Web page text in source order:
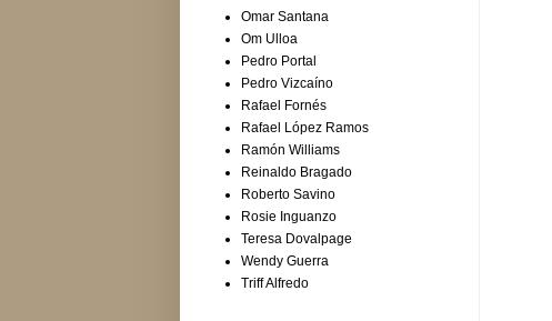
Omar Santana
Om Ulloa
Pedro Portal
Pedro Vizcaíno
Rafael Fornés
Rafael López Ramos
Ramón Williams
Reinaldo Bragado
Roberto Savino
Rosie Inguanzo
Teresa Dovalpage
Wendy Guerra
Triff Alfredo